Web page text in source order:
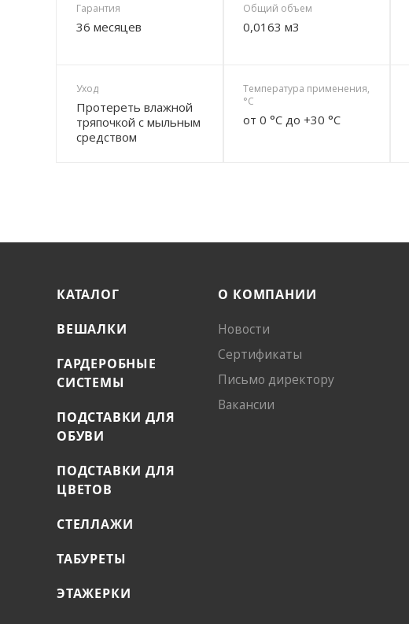
Гарантия
36 месяцев
Общий объем
0,0163 м3
Уход
Протереть влажной
тряпочкой с мыльным
средством
Температура применения,
°C
от 0 °C до +30 °C
КАТАЛОГ
ВЕШАЛКИ
ГАРДЕРОБНЫЕ
СИСТЕМЫ
ПОДСТАВКИ ДЛЯ
ОБУВИ
ПОДСТАВКИ ДЛЯ
ЦВЕТОВ
СТЕЛЛАЖИ
ТАБУРЕТЫ
ЭТАЖЕРКИ
О КОМПАНИИ
Новости
Сертификаты
Письмо директору
Вакансии